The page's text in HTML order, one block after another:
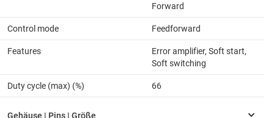
Forward
Control mode Feedforward
Features
Error amplifier, Soft start,
Soft switching
Duty cycle (max) (%) 66